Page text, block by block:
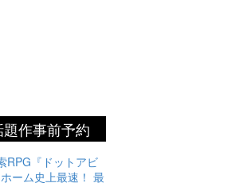
作事前予約
RPG『ドットアビ
ーム史上最速！ 最